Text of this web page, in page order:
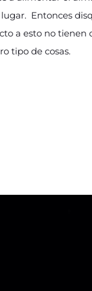
Entonces
a esto no tienen
tipo de cosas.